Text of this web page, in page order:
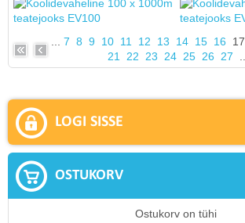
...7 8 9 10 11 12 13 14 15 16 17
21
22 23 24 25 26 27
LOGI SISSE
OSTUKORV
Ostukorv on tühi